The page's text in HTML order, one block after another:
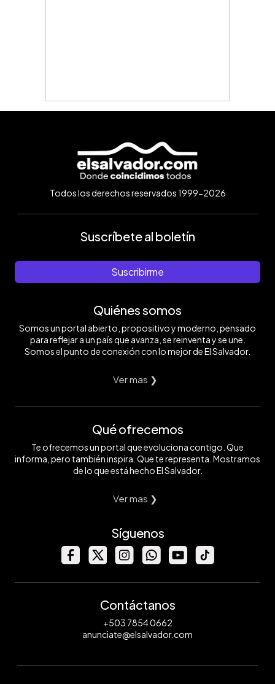
Todos los derechos reservados 1999-2026
Suscríbete al boletín
Suscribirme
Quiénes somos
Somos un portal abierto, propositivo y moderno, pensado
para reflejar a un país que avanza, se reinventa y se une.
Somos el punto de conexión con lo mejor de El Salvador.
Ver mas ❯
Qué ofrecemos
Te ofrecemos un portal que evoluciona contigo. Que
informa, pero también inspira. Que te representa. Mostramos
de lo que está hecho El Salvador.
Ver mas ❯
Síguenos
Contáctanos
+503 7854 0662
anunciate@elsalvador.com